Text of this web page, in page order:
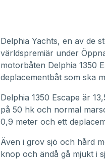
Delphia Yachts, en av de
världspremiär under
motorbåten Delphia 1350
deplacementbåt som ska
Delphia 1350 Escape är
på 50 hk och normal
0,9 meter och ett
Även i grov sjö och hård
knop och ändå gå mjukt i